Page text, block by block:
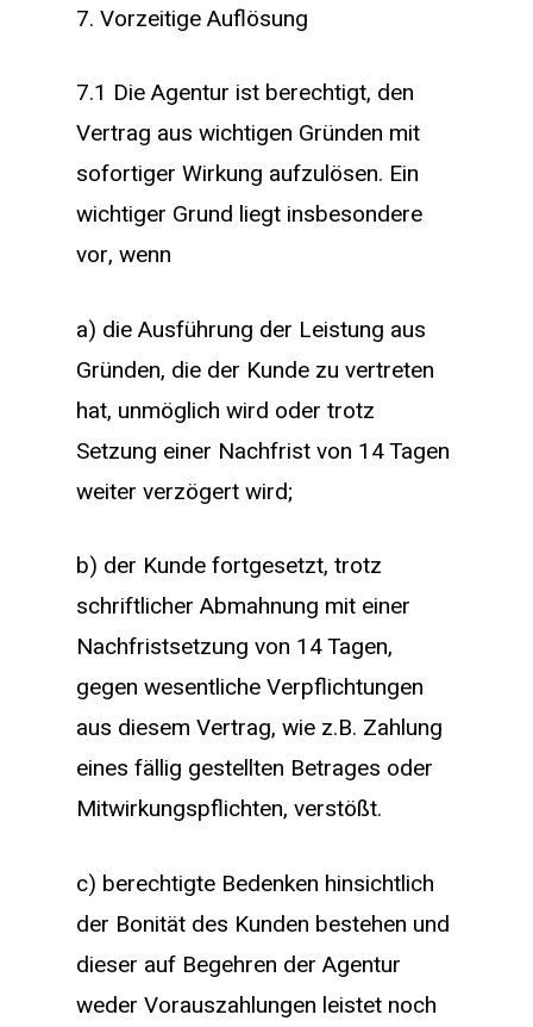
7. Vorzeitige Auflösung
7.1 Die Agentur ist berechtigt, den
Vertrag aus wichtigen Gründen mit
sofortiger Wirkung aufzulösen. Ein
wichtiger Grund liegt insbesondere
vor, wenn
a) die Ausführung der Leistung aus
Gründen, die der Kunde zu vertreten
hat, unmöglich wird oder trotz
Setzung einer Nachfrist von 14 Tagen
weiter verzögert wird;
b) der Kunde fortgesetzt, trotz
schriftlicher Abmahnung mit einer
Nachfristsetzung von 14 Tagen,
gegen wesentliche Verpflichtungen
aus diesem Vertrag, wie z.B. Zahlung
eines fällig gestellten Betrages oder
Mitwirkungspflichten, verstößt.
c) berechtigte Bedenken hinsichtlich
der Bonität des Kunden bestehen und
dieser auf Begehren der Agentur
weder Vorauszahlungen leistet noch